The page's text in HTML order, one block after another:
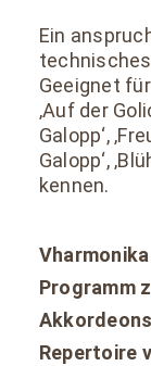
Ein
Geeignet
‚Auf der
Galopp‘,
Galopp‘,
kennen.
Programm
Repertoire